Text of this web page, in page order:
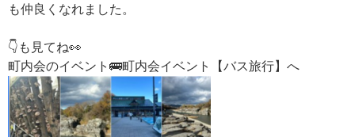
も仲良くなれました。
👇も見てね👀
町内会のイベント 🚌町内会イベント【バス旅行】へ